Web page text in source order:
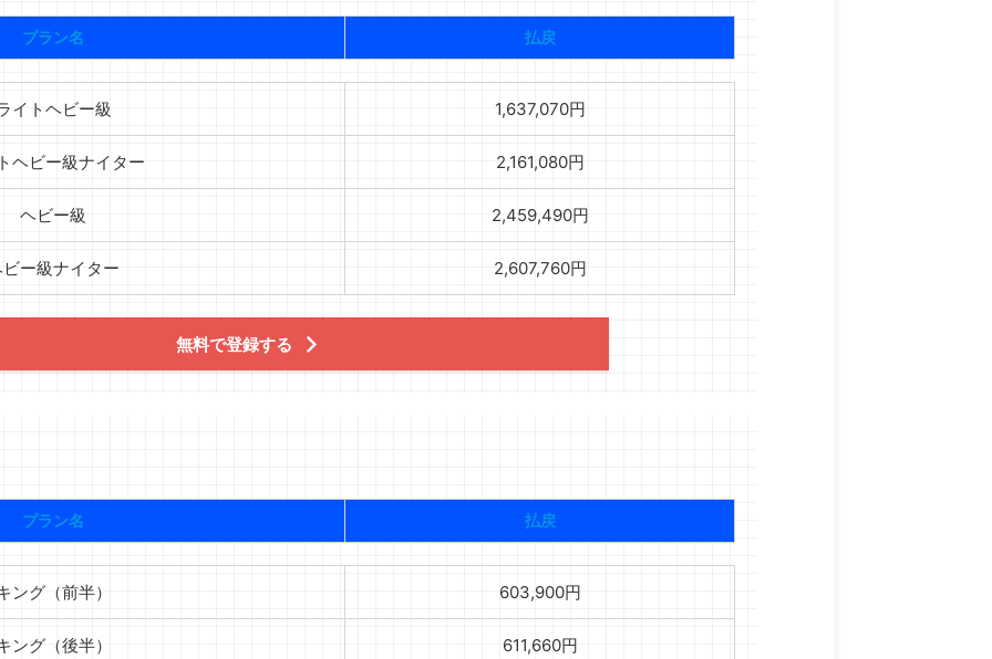
プラン名 払戻
イトヘビー級 1,637,070円
ヘビー級ナイター 2,161,080円
ヘビー級 2,459,490円
ー級ナイター 2,607,760円
無料で登録する
プラン名 払戻
ング（前半） 603,900円
ング（後半） 611,660円